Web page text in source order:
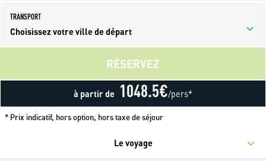
TRANSPORT
Choisissez votre ville de départ
à partir de 1048.5€/pers*
RÉSERVEZ
* Prix indicatif, hors option, hors taxe de séjour
Le voyage